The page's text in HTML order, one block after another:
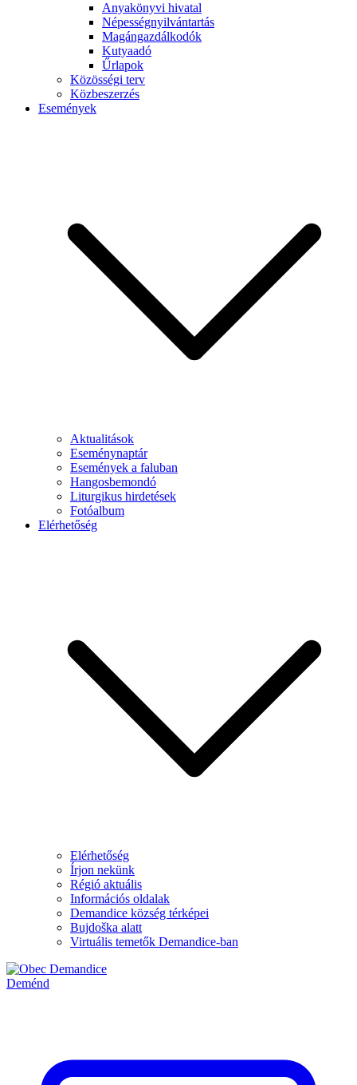
Anyakönyvi hivatal
Népességnyilvántartás
Magángazdálkodók
Kutyaadó
Űrlapok
Közösségi terv
Közbeszerzés
Események
Aktualitások
Eseménynaptár
Események a faluban
Hangosbemondó
Liturgikus hirdetések
Fotóalbum
Elérhetőség
Elérhetőség
Írjon nekünk
Régió aktuális
Információs oldalak
Demandice község térképei
Bujdoška alatt
Virtuális temetők Demandice-ban
Deménd